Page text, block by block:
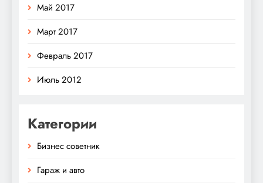
Май 2017
Март 2017
Февраль 2017
Июль 2012
Категории
Бизнес советник
Гараж и авто